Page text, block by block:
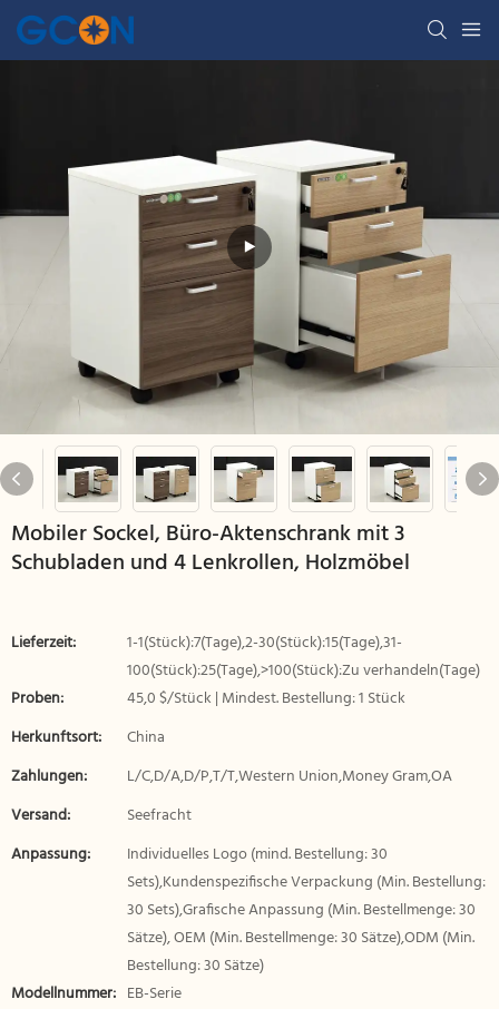
Mobiler Sockel, Büro-Aktenschrank mit 3
Schubladen und 4 Lenkrollen, Holzmöbel
Lieferzeit:
1-1(Stück):7(Tage),2-30(Stück):15(Tage),31-
100(Stück):25(Tage),>100(Stück):Zu verhandeln(Tage)
Proben:
45,0 $/Stück | Mindest. Bestellung: 1 Stück
Herkunftsort:
China
Zahlungen:
L/C,D/A,D/P,T/T,Western Union,Money Gram,OA
Versand:
Seefracht
Anpassung:
Individuelles Logo (mind. Bestellung: 30
Sets),Kundenspezifische Verpackung (Min. Bestellung:
30 Sets),Grafische Anpassung (Min. Bestellmenge: 30
Sätze), OEM (Min. Bestellmenge: 30 Sätze),ODM (Min.
Bestellung: 30 Sätze)
Modellnummer: EB-Serie